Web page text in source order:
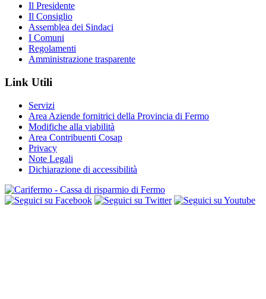
Il Presidente
Il Consiglio
Assemblea dei Sindaci
I Comuni
Regolamenti
Amministrazione trasparente
Link Utili
Servizi
Area Aziende fornitrici della Provincia di Fermo
Modifiche alla viabilità
Area Contribuenti Cosap
Privacy
Note Legali
Dichiarazione di accessibilità